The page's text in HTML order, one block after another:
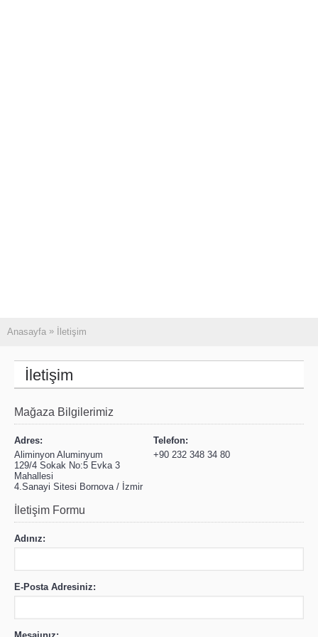
Anasayfa » İletişim
İletişim
Mağaza Bilgilerimiz
Adres:
Aliminyon Aluminyum
129/4 Sokak No:5 Evka 3
Mahallesi
4.Sanayi Sitesi Bornova / İzmir
Telefon:
+90 232 348 34 80
İletişim Formu
Adınız:
E-Posta Adresiniz: